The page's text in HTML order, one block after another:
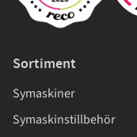
Sortiment
Symaskiner
Symaskinstillbehör